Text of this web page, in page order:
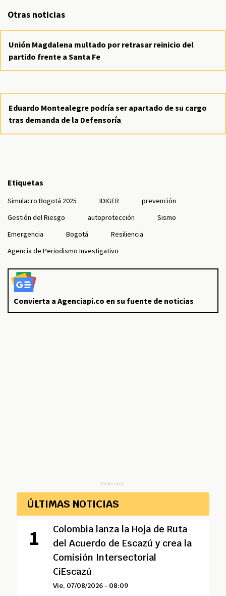
Otras noticias
Unión Magdalena multado por retrasar reinicio del
partido frente a Santa Fe
Eduardo Montealegre podría ser apartado de su cargo
tras demanda de la Defensoría
Etiquetas
Simulacro Bogotá 2025 IDIGER
prevención
Gestión del Riesgo
autoprotección
Sismo
Emergencia
Bogotá
Resiliencia
Agencia de Periodismo Investigativo
Convierta a Agenciapi.co en su fuente de noticias
Publicidad
ÚLTIMAS NOTICIAS
Colombia lanza la Hoja de Ruta
del Acuerdo de Escazú y crea la
Comisión Intersectorial
CiEscazú
Vie, 07/08/2026 - 08:09